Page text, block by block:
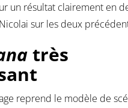
un résultat clairement en
sur les deux
très
reprend le modèle de